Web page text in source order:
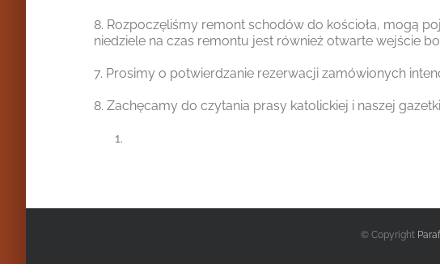
8. Rozpoczęliśmy remont schodów do kościoła, mogą
niedziele na czas remontu jest również otwarte wejście
7. Prosimy o potwierdzanie rezerwacji zamówionych
8. Zachęcamy do czytania prasy katolickiej i naszej
© Copyright